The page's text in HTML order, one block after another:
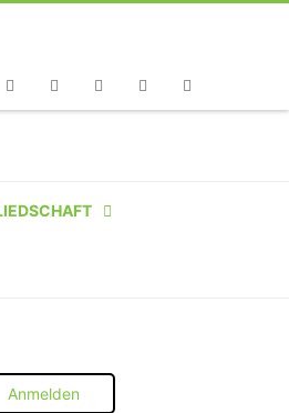
Anmelden